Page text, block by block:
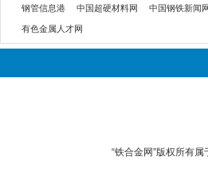
钢管信息港 中国超硬材料网 中国钢铁新闻
有色金属人才网
“铁合金网”版权所有